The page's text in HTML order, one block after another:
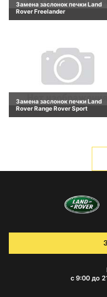
Замена заслонок печки Land
Rover Freelander
Замена заслонок печки Land
Rover Range Rover Sport
с 9:00 до